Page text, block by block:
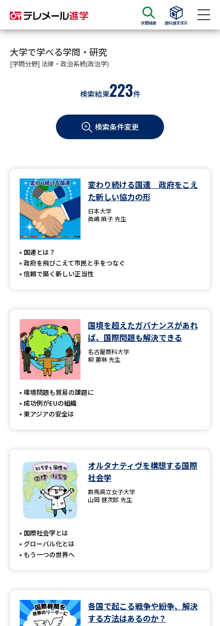
学問検索 資料請求BOX
資料請求
大学・短大の資料種類から請求
学部・学科パンフ
総合型選抜・学校推薦型選抜 募
大学入学共通テスト利用選抜の
大学・短大以外の資料から請求
専門学校の資料請求 大学院の資料請求
留学・進学関連、塾・予備校
大学入学共通テスト「受験上の
配慮案内」の請求
高等学校（情報）教員資格認定
大学研究
大学で学べる内容や特徴を調べる
データサイエンス特集 奨学金・特待生制度特集
デジタルパンフレット 進路の３択
新学年スタート号特集ページ
（高3生用）
SELFBRAND特集ページ
来場型・Web型イベント特集 夢ナビライブ
大学で学べる学問・研究
[学問分野] 法律・政治系統(政治学)
検索結果223件
検索条件変更
変わり続ける国連 政府をこえ
た新しい協力の形
日本大学
眞嶋 麻子 先生
国連とは？
政府を飛びこえて市民と手をつなぐ
信頼で築く新しい正当性
国境を超えたガバナンスがあれ
ば、国際問題も解決できる
名古屋商科大学
柳 蕙琳 先生
環境問題も貿易の課題に
成功例がEUの組織
東アジアの安全は
オルタナティヴを構想する国際
社会学
群馬県立女子大学
山岡 健次郎 先生
国際社会学とは
グローバル化とは
もう一つの世界へ
各国で起こる戦争や紛争、解決
する方法はあるのか？